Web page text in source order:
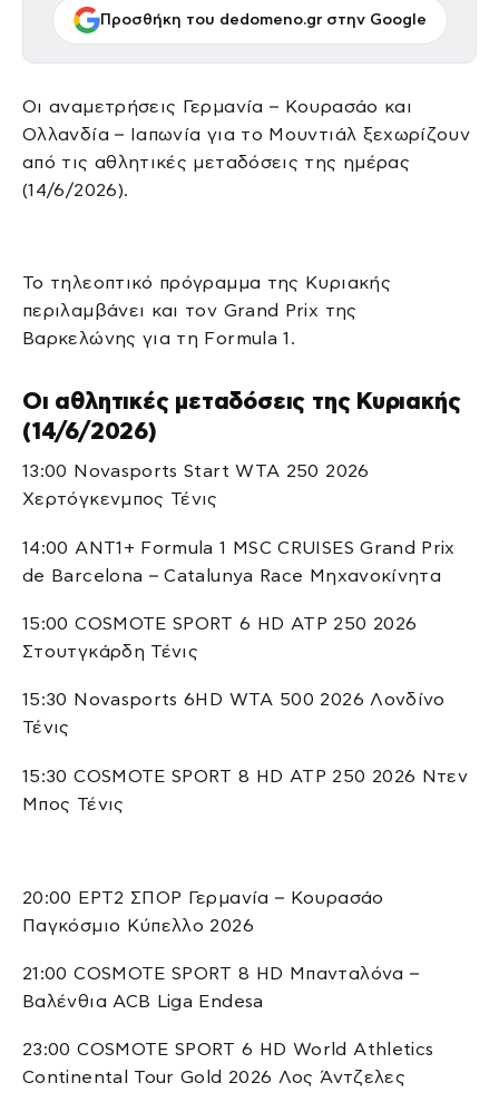
Προσθήκη του dedomeno.gr στην Google
Οι αναμετρήσεις Γερμανία – Κουρασάο και
Ολλανδία – Ιαπωνία για το Μουντιάλ ξεχωρίζουν
από τις αθλητικές μεταδόσεις της ημέρας
(14/6/2026).
Το τηλεοπτικό πρόγραμμα της Κυριακής
περιλαμβάνει και τον Grand Prix της
Βαρκελώνης για τη Formula 1.
Οι αθλητικές μεταδόσεις της Κυριακής
(14/6/2026)
13:00 Novasports Start WTA 250 2026
Χερτόγκενμπος Τένις
14:00 ΑΝΤ1+ Formula 1 MSC CRUISES Grand Prix
de Barcelona – Catalunya Race Μηχανοκίνητα
15:00 COSMOTE SPORT 6 HD ATP 250 2026
Στουτγκάρδη Τένις
15:30 Novasports 6HD WTA 500 2026 Λονδίνο
Τένις
15:30 COSMOTE SPORT 8 HD ATP 250 2026 Ντεν
Μπος Τένις
20:00 ΕΡΤ2 ΣΠΟΡ Γερμανία – Κουρασάο
Παγκόσμιο Κύπελλο 2026
21:00 COSMOTE SPORT 8 HD Μπανταλόνα –
Βαλένθια ACB Liga Endesa
23:00 COSMOTE SPORT 6 HD World Athletics
Continental Tour Gold 2026 Λος Άντζελες